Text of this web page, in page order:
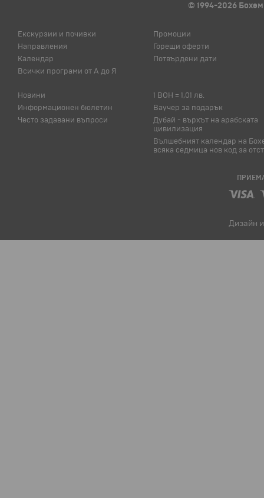
© 1994-2026
Екскурзии и почивки
Направления
Календар
Всички програми от А до Я
Промоции
Горещи оферти
Потвърдени дати
Новини
Информационен бюлетин
Често задавани въпроси
1 BOH = 1,01 лв.
Ваучер за подарък
Дубай - върхът на арабската
цивилизация
Вълшебният календар на
всяка седмица нов код за
Дизайн